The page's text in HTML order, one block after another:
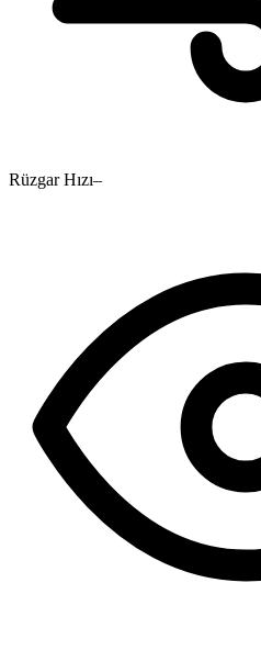
Rüzgar Hızı–